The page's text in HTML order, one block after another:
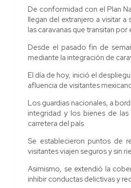
De conformidad con el Plan
llegan del extranjero a visitar
las caravanas que transitan
Desde el pasado fin de
mediante la integración de
El día de hoy, inició el
afluencia de visitantes
Los guardias nacionales, a
integridad y los bienes de
carretera del país.
Se establecieron puntos de
visitantes viajen seguros y sin
Asimismo, se extendió la
inhibir conductas delictivas y